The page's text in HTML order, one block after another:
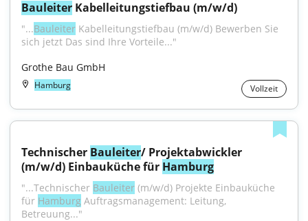
Bauleiter Kabelleitungstiefbau (m/w/d)
"...Bauleiter Kabelleitungstiefbau (m/w/d) Bewerben Sie
sich jetzt Das sind Ihre Vorteile..."
Grothe Bau GmbH
Hamburg Vollzeit
Technischer Bauleiter/ Projektabwickler
(m/w/d) Einbauküche für Hamburg
"...Technischer Bauleiter (m/w/d) Projekte Einbauküche
für Hamburg Auftragsmanagement: Leitung,
Betreuung..."